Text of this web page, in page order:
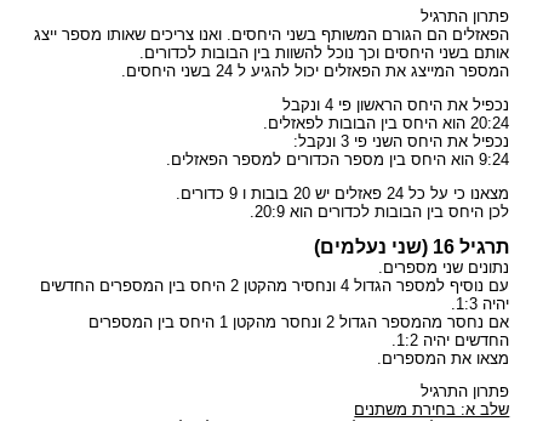
פתרון התרגיל
הפאזלים הם הגורם המשותף בשני היחסים. ואנו צריכים שאותו מספר ייצג
אותם בשני היחסים וכך נוכל להשוות בין הבובות לכדורים.
המספר המייצג את הפאזלים יכול להגיע ל 24 בשני היחסים.
נכפיל את היחס הראשון פי 4 ונקבל
20:24 הוא היחס בין הבובות לפאזלים.
נכפיל את היחס השני פי 3 ונקבל:
9:24 הוא היחס בין מספר הכדורים למספר הפאזלים.
מצאנו כי על כל 24 פאזלים יש 20 בובות ו 9 כדורים.
לכן היחס בין הבובות לכדורים הוא 20:9.
תרגיל 16 (שני נעלמים)
נתונים שני מספרים.
עם נוסיף למספר הגדול 4 ונחסיר מהקטן 2 היחס בין המספרים החדשים
יהיה 1:3.
אם נחסר מהמספר הגדול 2 ונחסר מהקטן 1 היחס בין המספרים
החדשים יהיה 1:2.
מצאו את המספרים.
פתרון התרגיל
שלב א: בחירת משתנים